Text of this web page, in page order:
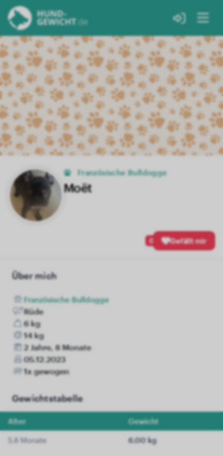
Französische Bulldogge
Moët
0 Gefällt mir
Über mich
Französische Bulldogge
Rüde
6 kg
14 kg
2 Jahre, 8 Monate
05.12.2023
1x gewogen
Gewichtstabelle
Alter Gewicht
5.8 Monate 6.00 kg